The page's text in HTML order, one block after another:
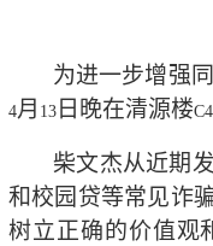
为进一步增强
4月 13 日晚在清源楼
柴文杰从近期
和校园贷等常见诈
树立正确的价值观